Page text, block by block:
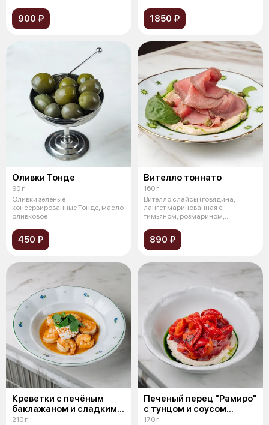
900 ₽ 1850 ₽
Оливки Тонде
90 г
Оливки зеленые
консервированные Тонде, масло
оливковое
450 ₽
Вителло тоннато
160 г
Вителло слайсы (говядина,
лангет маринованная с
тимьяном, розмарином,
890 ₽
Креветки с печёным
баклажаном и сладким
чили
210 г
Печеный перец "Рамиро"
с тунцом и соусом
тоннато
170 г